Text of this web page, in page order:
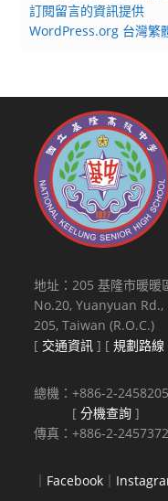
訂閱留言的資訊提供
WordPress.org 台灣繁
地址：205 基隆市暖暖
No.20, Yuanyuan
205, Taiwan (R.O.C.)
[ 交通資訊 ] [規劃路線
總機：+886-2-
[分機查詢 ]
傳真：+886-2-
｜ Facebook ｜